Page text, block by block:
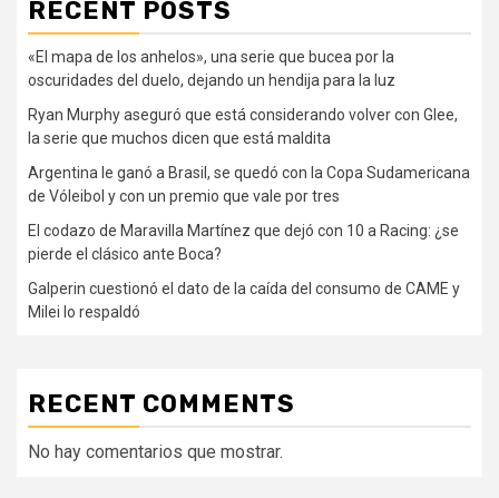
RECENT POSTS
«El mapa de los anhelos», una serie que bucea por la
oscuridades del duelo, dejando un hendija para la luz
Ryan Murphy aseguró que está considerando volver con Glee,
la serie que muchos dicen que está maldita
Argentina le ganó a Brasil, se quedó con la Copa Sudamericana
de Vóleibol y con un premio que vale por tres
El codazo de Maravilla Martínez que dejó con 10 a Racing: ¿se
pierde el clásico ante Boca?
Galperin cuestionó el dato de la caída del consumo de CAME y
Milei lo respaldó
RECENT COMMENTS
No hay comentarios que mostrar.